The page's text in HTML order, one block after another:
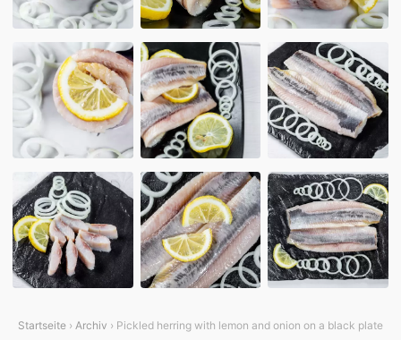
Startseite › Archiv › Pickled herring with lemon and onion on a black plate